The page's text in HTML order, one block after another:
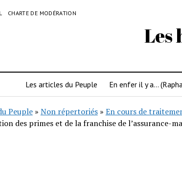
CHARTE DE MODÉRATION
Les
Les articles du Peuple En enfer il y a…
Peuple» Non répertoriés» En cours de
des primes et de la franchise de l’assurance-